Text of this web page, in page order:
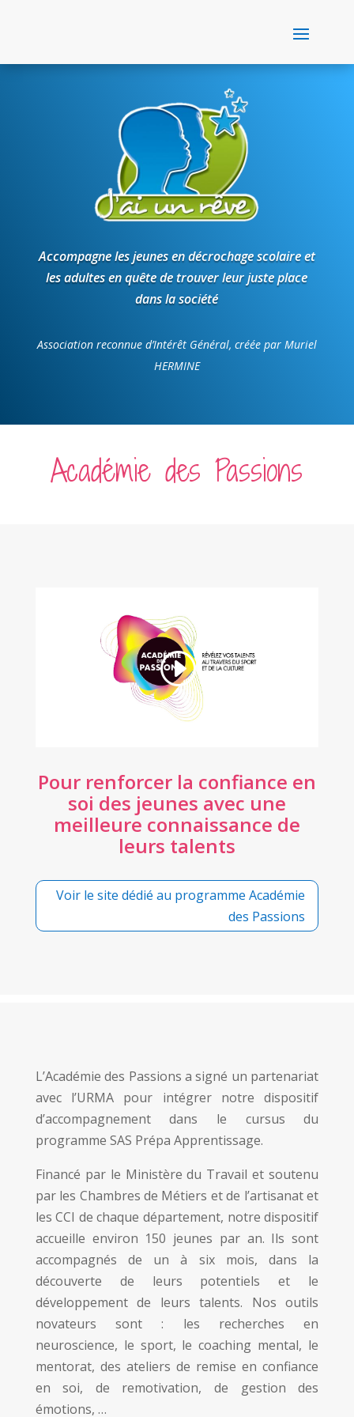
Accompagne les jeunes en décrochage scolaire et
les adultes en quête de trouver leur juste place
dans la société
Association reconnue d’Intérêt Général, créée par Muriel
HERMINE
Académie des Passions
Pour renforcer la confiance en
soi des jeunes avec une
meilleure connaissance de
leurs talents
Voir le site dédié au programme Académie
des Passions
L’Académie des Passions a signé un partenariat
avec l’URMA pour intégrer notre dispositif
d’accompagnement dans le cursus du
programme SAS Prépa Apprentissage.
Financé par le Ministère du Travail et soutenu
par les Chambres de Métiers et de l’artisanat et
les CCI de chaque département, notre dispositif
accueille environ 150 jeunes par an. Ils sont
accompagnés de un à six mois, dans la
découverte de leurs potentiels et le
développement de leurs talents. Nos outils
novateurs sont : les recherches en
neuroscience, le sport, le coaching mental, le
mentorat, des ateliers de remise en confiance
en soi, de remotivation, de gestion des
émotions, …